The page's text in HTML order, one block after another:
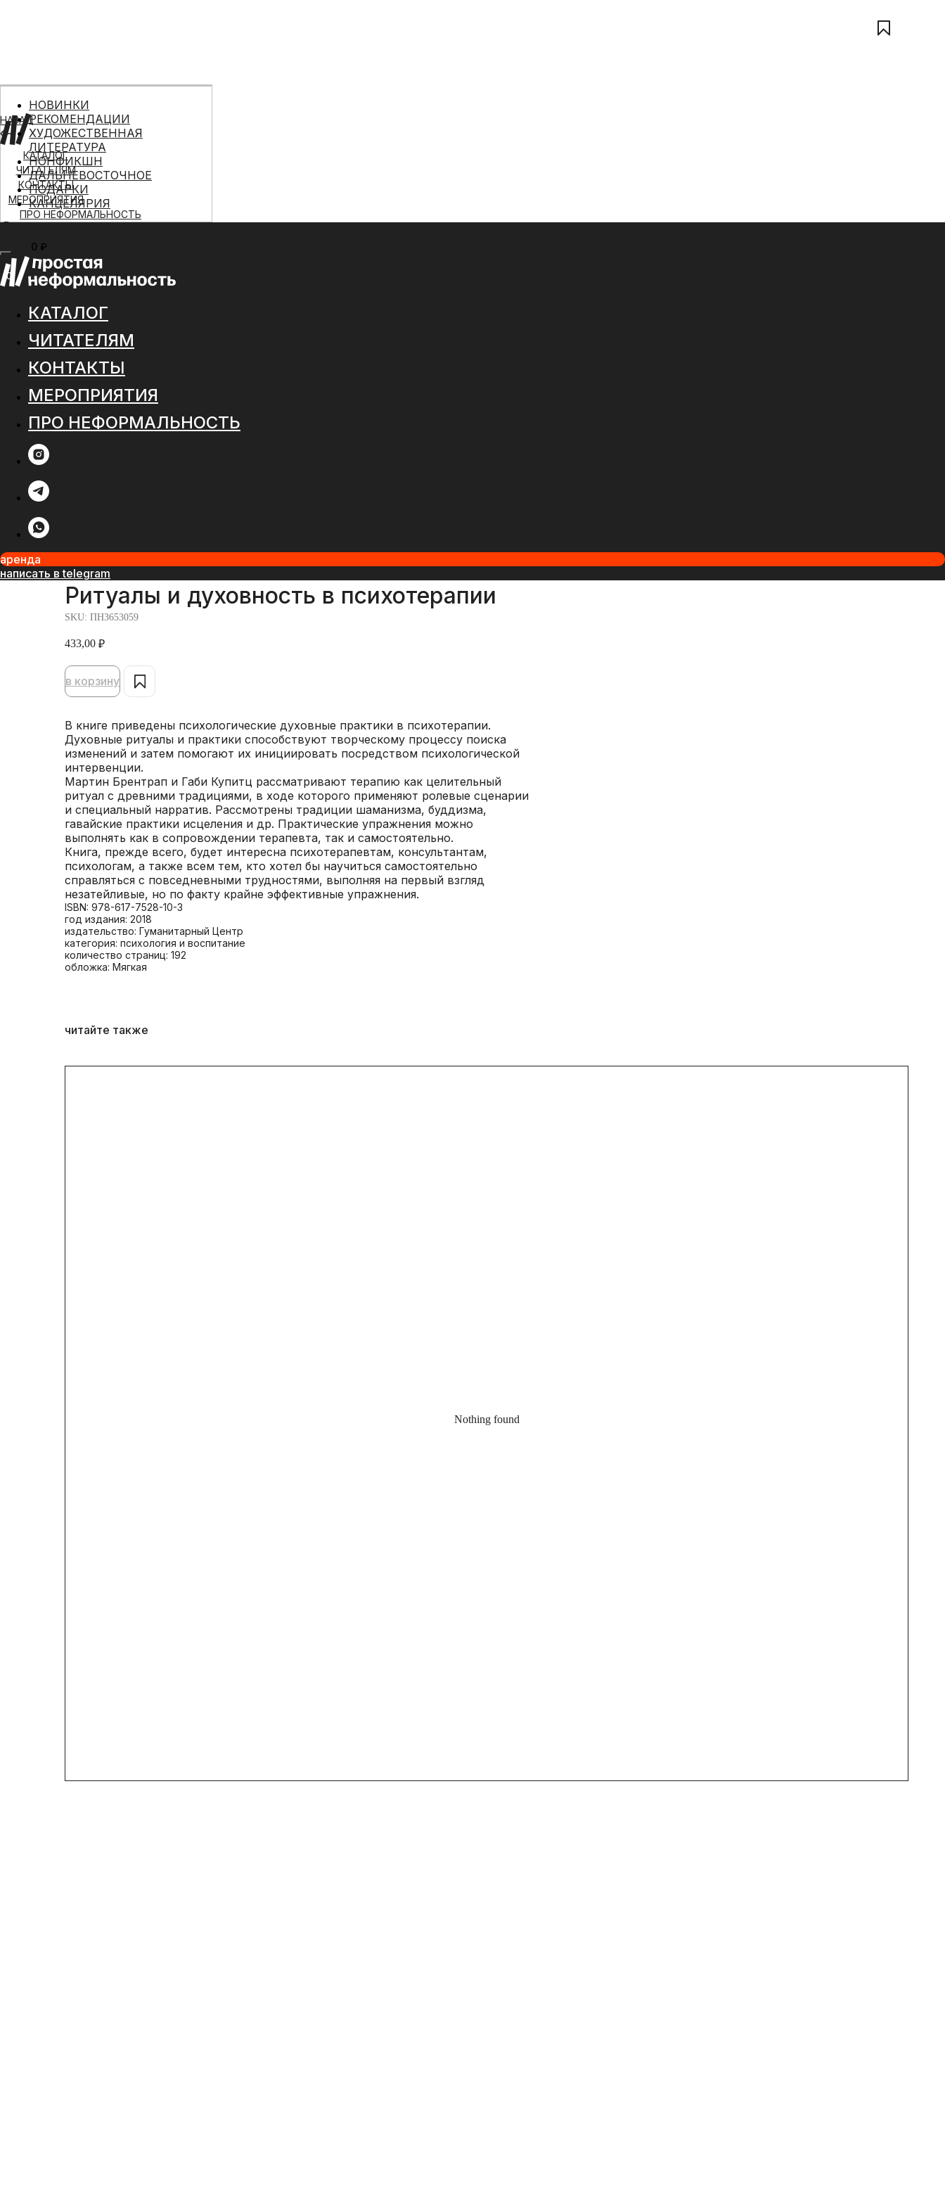
КАТАЛОГ
ЧИТАТЕЛЯМ
КОНТАКТЫ
МЕРОПРИЯТИЯ
ПРО НЕФОРМАЛЬНОСТЬ
0 ₽
МЕНЮ
0
НАЗАД
НОВИНКИ
РЕКОМЕНДАЦИИ
ХУДОЖЕСТВЕННАЯ
ЛИТЕРАТУРА
НОНФИКШН
ДАЛЬНЕВОСТОЧНОЕ
ПОДАРКИ
КАНЦЕЛЯРИЯ
КАТАЛОГ
ЧИТАТЕЛЯМ
КОНТАКТЫ
МЕРОПРИЯТИЯ
ПРО НЕФОРМАЛЬНОСТЬ
аренда
написать в telegram
Ритуалы и духовность в психотерапии
SKU: ПН3653059
433,00 ₽
в корзину
В книге приведены психологические духовные практики в психотерапии.
Духовные ритуалы и практики способствуют творческому процессу поиска
изменений и затем помогают их инициировать посредством психологической
интервенции.
Мартин Брентрап и Габи Купитц рассматривают терапию как целительный
ритуал с древними традициями, в ходе которого применяют ролевые сценарии
и специальный нарратив. Рассмотрены традиции шаманизма, буддизма,
гавайские практики исцеления и др. Практические упражнения можно
выполнять как в сопровождении терапевта, так и самостоятельно.
Книга, прежде всего, будет интересна психотерапевтам, консультантам,
психологам, а также всем тем, кто хотел бы научиться самостоятельно
справляться с повседневными трудностями, выполняя на первый взгляд
незатейливые, но по факту крайне эффективные упражнения.
ISBN: 978-617-7528-10-3
год издания: 2018
издательство: Гуманитарный Центр
категория: психология и воспитание
количество страниц: 192
обложка: Мягкая
читайте также
Nothing found